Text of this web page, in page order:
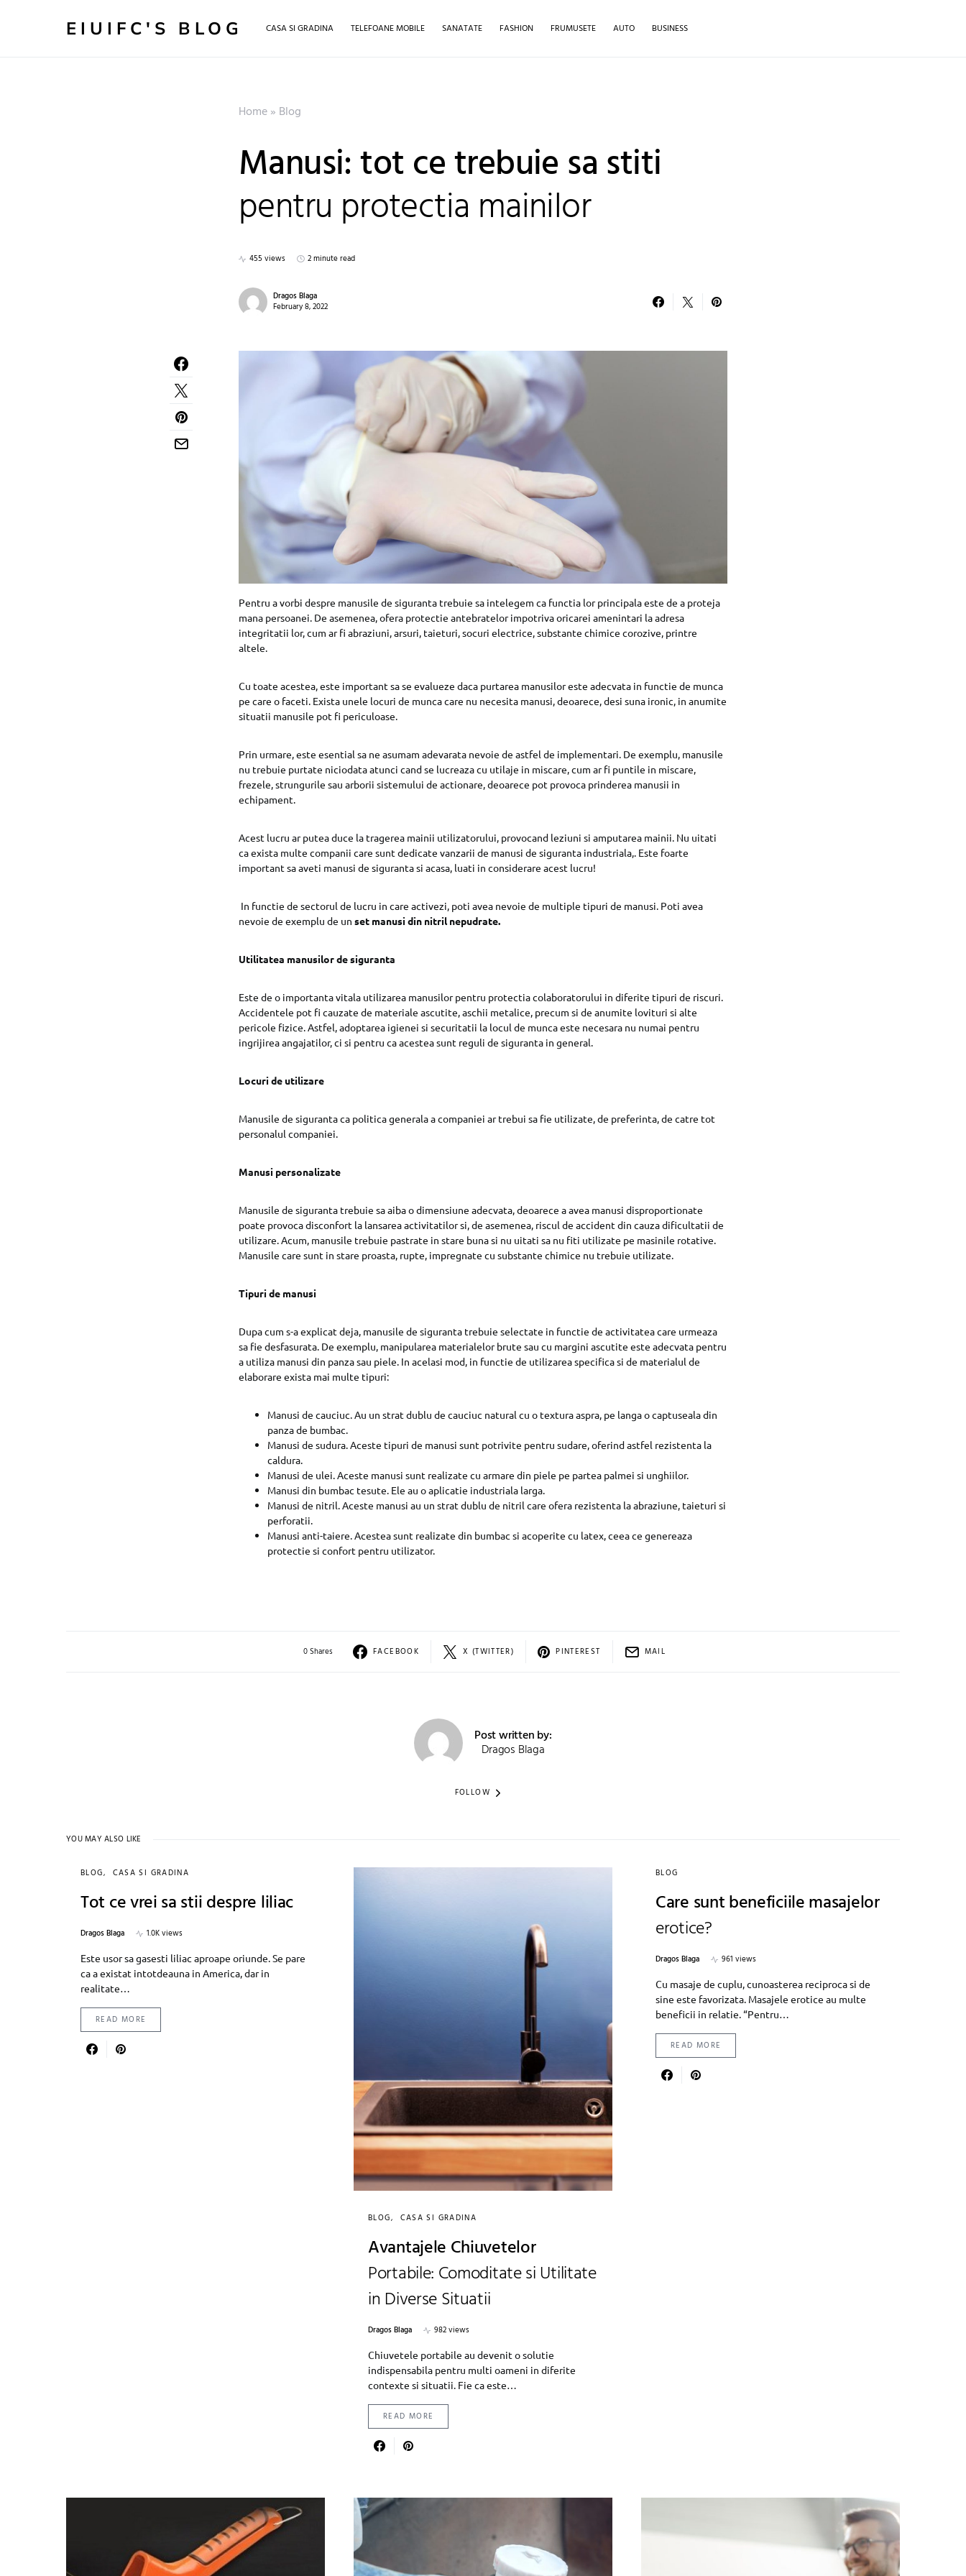
EIUIFC'S BLOG CASA SI GRADINA TELEFOANE MOBILE SANATATE FASHION FRUMUSETE AUTO BUSINESS
Home» Blog
Manusi: tot ce trebuie sa stiti
pentru protectia mainilor
455 views 2 minute read
Dragos Blaga
February 8, 2022
Pentru a vorbi despre manusile de siguranta trebuie sa intelegem ca functia lor principala este de a proteja
mana persoanei. De asemenea, ofera protectie antebratelor impotriva oricarei amenintari la adresa
integritatii lor, cum ar fi abraziuni, arsuri, taieturi, socuri electrice, substante chimice corozive, printre
altele.
Cu toate acestea, este important sa se evalueze daca purtarea manusilor este adecvata in functie de munca
pe care o faceti. Exista unele locuri de munca care nu necesita manusi, deoarece, desi suna ironic, in anumite
situatii manusile pot fi periculoase.
Prin urmare, este esential sa ne asumam adevarata nevoie de astfel de implementari. De exemplu, manusile
nu trebuie purtate niciodata atunci cand se lucreaza cu utilaje in miscare, cum ar fi puntile in miscare,
frezele, strungurile sau arborii sistemului de actionare, deoarece pot provoca prinderea manusii in
echipament.
Acest lucru ar putea duce la tragerea mainii utilizatorului, provocand leziuni si amputarea mainii. Nu uitati
ca exista multe companii care sunt dedicate vanzarii de manusi de siguranta industriala,. Este foarte
important sa aveti manusi de siguranta si acasa, luati in considerare acest lucru!
In functie de sectorul de lucru in care activezi, poti avea nevoie de multiple tipuri de manusi. Poti avea
nevoie de exemplu de un set manusi din nitril nepudrate.
Utilitatea manusilor de siguranta
Este de o importanta vitala utilizarea manusilor pentru protectia colaboratorului in diferite tipuri de riscuri.
Accidentele pot fi cauzate de materiale ascutite, aschii metalice, precum si de anumite lovituri si alte
pericole fizice. Astfel, adoptarea igienei si securitatii la locul de munca este necesara nu numai pentru
ingrijirea angajatilor, ci si pentru ca acestea sunt reguli de siguranta in general.
Locuri de utilizare
Manusile de siguranta ca politica generala a companiei ar trebui sa fie utilizate, de preferinta, de catre tot
personalul companiei.
Manusi personalizate
Manusile de siguranta trebuie sa aiba o dimensiune adecvata, deoarece a avea manusi disproportionate
poate provoca disconfort la lansarea activitatilor si, de asemenea, riscul de accident din cauza dificultatii de
utilizare. Acum, manusile trebuie pastrate in stare buna si nu uitati sa nu fiti utilizate pe masinile rotative.
Manusile care sunt in stare proasta, rupte, impregnate cu substante chimice nu trebuie utilizate.
Tipuri de manusi
Dupa cum s-a explicat deja, manusile de siguranta trebuie selectate in functie de activitatea care urmeaza
sa fie desfasurata. De exemplu, manipularea materialelor brute sau cu margini ascutite este adecvata pentru
a utiliza manusi din panza sau piele. In acelasi mod, in functie de utilizarea specifica si de materialul de
elaborare exista mai multe tipuri:
Manusi de cauciuc. Au un strat dublu de cauciuc natural cu o textura aspra, pe langa o captuseala din
panza de bumbac.
Manusi de sudura. Aceste tipuri de manusi sunt potrivite pentru sudare, oferind astfel rezistenta la
caldura.
Manusi de ulei. Aceste manusi sunt realizate cu armare din piele pe partea palmei si unghiilor.
Manusi din bumbac tesute. Ele au o aplicatie industriala larga.
Manusi de nitril. Aceste manusi au un strat dublu de nitril care ofera rezistenta la abraziune, taieturi si
perforatii.
Manusi anti-taiere. Acestea sunt realizate din bumbac si acoperite cu latex, ceea ce genereaza
protectie si confort pentru utilizator.
0 Shares FACEBOOK X (TWITTER) PINTEREST MAIL
Post written by:
Dragos Blaga
FOLLOW
YOU MAY ALSO LIKE
BLOG CASA SI GRADINA
Tot ce vrei sa stii despre liliac
Dragos Blaga
1.0K views
Este usor sa gasesti liliac aproape oriunde. Se pare
ca a existat intotdeauna in America, dar in
realitate…
READ MORE
BLOG CASA SI GRADINA
Avantajele Chiuvetelor
Portabile: Comoditate si Utilitate
in Diverse Situatii
Dragos Blaga
982 views
Chiuvetele portabile au devenit o solutie
indispensabila pentru multi oameni in diferite
contexte si situatii. Fie ca este…
READ MORE
BLOG
Care sunt beneficiile masajelor
erotice?
Dragos Blaga
961 views
Cu masaje de cuplu, cunoasterea reciproca si de
sine este favorizata. Masajele erotice au multe
beneficii in relatie. “Pentru…
READ MORE